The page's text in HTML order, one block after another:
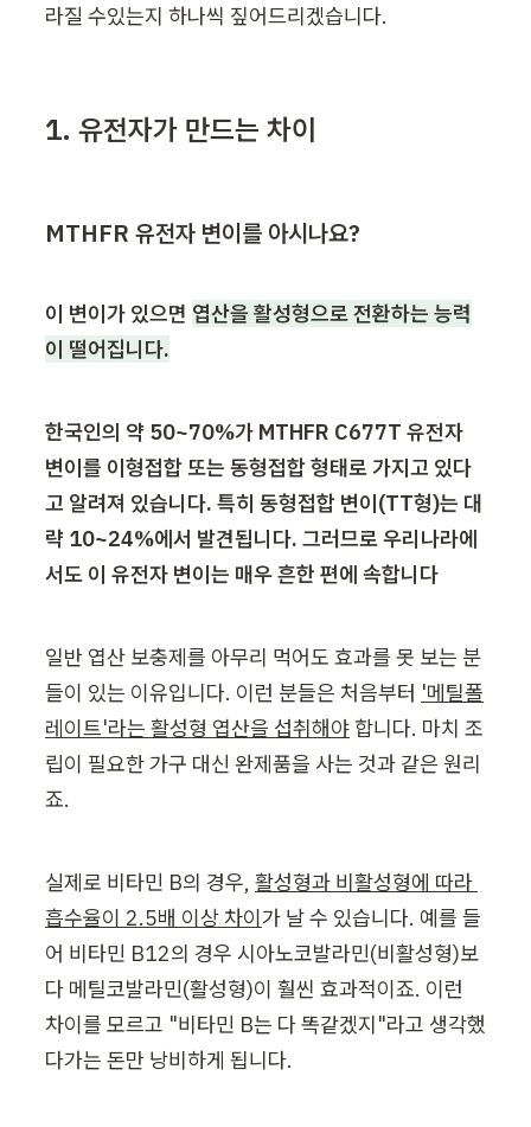
라질 수있는지 하나씩 짚어드리겠습니다.
1. 유전자가 만드는 차이
MTHFR 유전자 변이를 아시나요?
이 변이가 있으면 엽산을 활성형으로 전환하는 능력
이 떨어집니다.
한국인의 약 50~70%가 MTHFR C677T 유전자
변이를 이형접합 또는 동형접합 형태로 가지고 있다
고 알려져 있습니다. 특히 동형접합 변이(TT형)는 대
략 10~24%에서 발견됩니다. 그러므로 우리나라에
서도 이 유전자 변이는 매우 흔한 편에 속합니다
일반 엽산 보충제를 아무리 먹어도 효과를 못 보는 분
들이 있는 이유입니다. 이런 분들은 처음부터 '메틸폴
레이트'라는 활성형 엽산을 섭취해야 합니다. 마치 조
립이 필요한 가구 대신 완제품을 사는 것과 같은 원리
죠.
실제로 비타민 B의 경우, 활성형과 비활성형에 따라
흡수율이 2.5배 이상 차이가 날 수 있습니다. 예를 들
어 비타민 B12의 경우 시아노코발라민(비활성형)보
다 메틸코발라민(활성형)이 훨씬 효과적이죠. 이런
차이를 모르고 "비타민 B는 다 똑같겠지"라고 생각했
다가는 돈만 낭비하게 됩니다.